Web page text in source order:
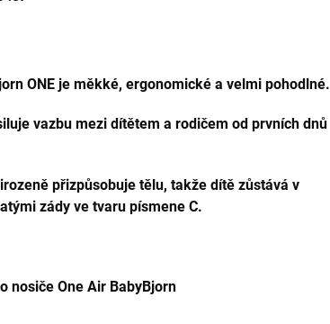
ONE je měkké, ergonomické a velmi pohodlné.
vazbu mezi dítětem a rodičem od prvních dnů
přizpůsobuje tělu, takže dítě zůstává v
zády ve tvaru písmene C.